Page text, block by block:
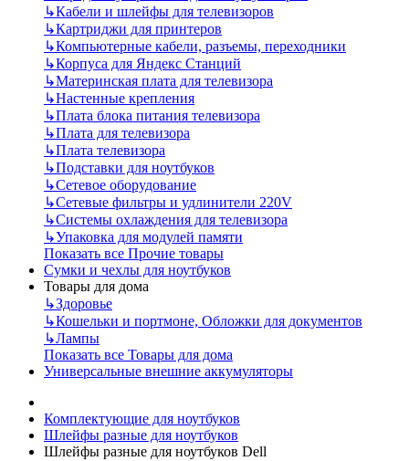
↳Кабели и шлейфы для телевизоров
↳Картриджи для принтеров
↳Компьютерные кабели, разъемы, переходники
↳Корпуса для Яндекс Станций
↳Материнская плата для телевизора
↳Настенные крепления
↳Плата блока питания телевизора
↳Плата для телевизора
↳Плата телевизора
↳Подставки для ноутбуков
↳Сетевое оборудование
↳Сетевые фильтры и удлинители 220V
↳Системы охлаждения для телевизора
↳Упаковка для модулей памяти
Показать все Прочие товары
Сумки и чехлы для ноутбуков
Товары для дома
↳Здоровье
↳Кошельки и портмоне, Обложки для документов
↳Лампы
Показать все Товары для дома
Универсальные внешние аккумуляторы
Комплектующие для ноутбуков
Шлейфы разные для ноутбуков
Шлейфы разные для ноутбуков Dell